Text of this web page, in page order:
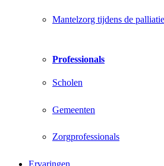
Mantelzorg tijdens de
Professionals
Scholen
Gemeenten
Zorgprofessionals
Ervaringen